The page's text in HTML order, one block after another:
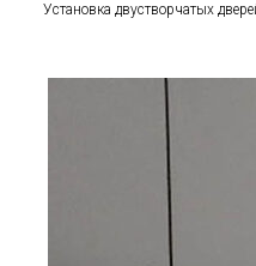
Установка двустворчатых